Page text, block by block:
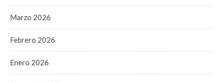
Marzo 2026
Febrero 2026
Enero 2026